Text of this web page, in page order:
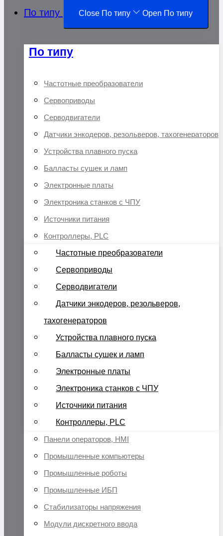
По типу Close По типу Open По типу
По типу
Частотные преобразователи
Сервоприводы
Серводвигатели
Датчики энкодеров, резольверов, тахогенераторов
Устройства плавного пуска
Балласты сушек и ламп
Электронные платы
Электроника станков с ЧПУ
Источники питания
Контроллеры, PLC
Частотные преобразователи
Сервоприводы
Серводвигатели
Датчики энкодеров, резольверов,
тахогенераторов
Устройства плавного пуска
Балласты сушек и ламп
Электронные платы
Электроника станков с ЧПУ
Источники питания
Контроллеры, PLC
Панели операторов, HMI
Промышленные компьютеры
Промышленные роботы
Промышленные ИБП
Стабилизаторы напряжения
Модули дискретного ввода